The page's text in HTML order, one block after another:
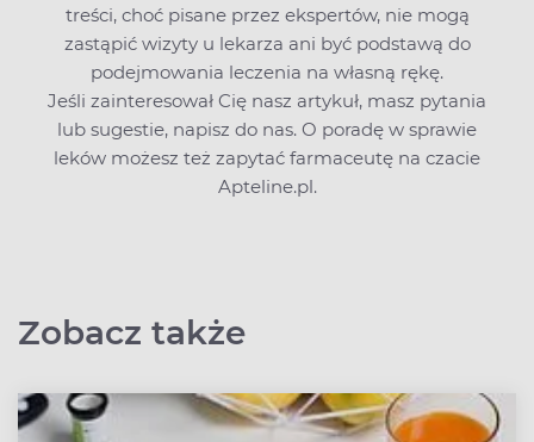
treści, choć pisane przez ekspertów, nie mogą
zastąpić wizyty u lekarza ani być podstawą do
podejmowania leczenia na własną rękę.
Jeśli zainteresował Cię nasz artykuł, masz pytania
lub sugestie, napisz do nas. O poradę w sprawie
leków możesz też zapytać farmaceutę na czacie
Apteline.pl.
Zobacz także